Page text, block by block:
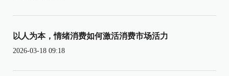
以人为本，情绪消费如何激活消费市场活力
2026-03-18 09:18